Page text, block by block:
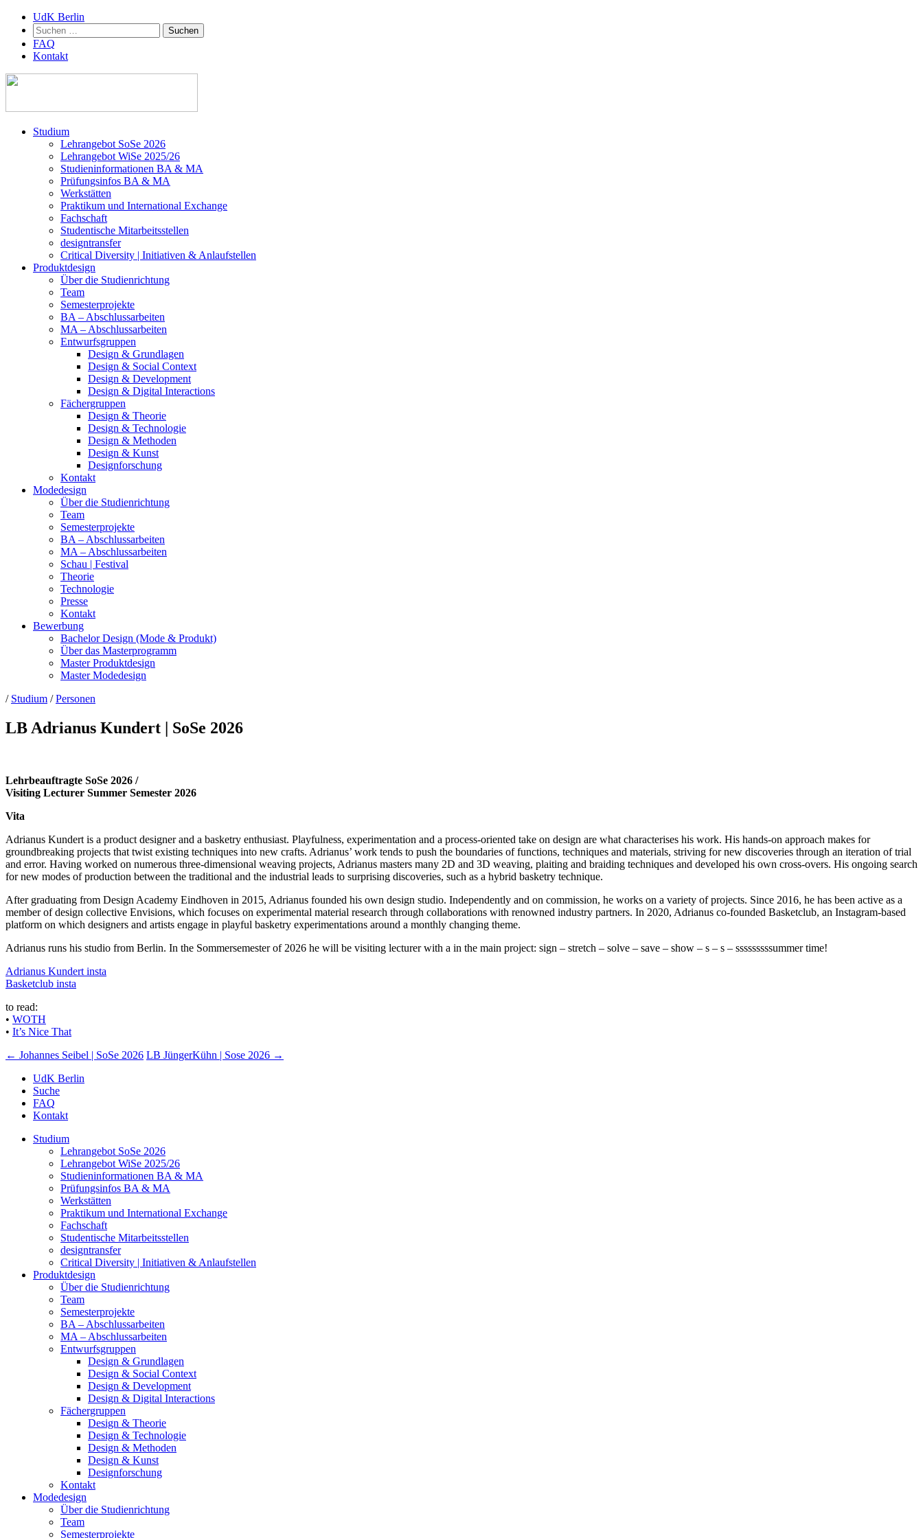
UdK Berlin
Suchen
nach:
FAQ
Kontakt
Inhalt
Studium
Lehrangebot SoSe 2026
Lehrangebot WiSe 2025/26
Studieninformationen ­BA & MA
Prüfungsinfos BA & MA
Werkstätten
Praktikum und International Exchange
Fachschaft
Studentische Mitarbeitsstellen
designtransfer
Critical Diversity | Initiativen & Anlaufstellen
Produktdesign
Über die Studienrichtung
Team
Semesterprojekte
BA – Abschlussarbeiten
MA – Abschlussarbeiten
Entwurfsgruppen
Design & Grundlagen
Design & Social Context
Design & Development
Design & Digital Interactions
Fächergruppen
Design & Theorie
Design & Technologie
Design & Methoden
Design & Kunst
Designforschung
Kontakt
Modedesign
Über die Studienrichtung
Team
Semesterprojekte
BA – Abschlussarbeiten
MA – Abschlussarbeiten
Schau | Festival
Theorie
Technologie
Presse
Kontakt
Bewerbung
Bachelor Design (Mode & Produkt)
Über das Masterprogramm
Master Produktdesign
Master Modedesign
/ Studium /Personen
LB Adrianus Kundert | SoSe 2026
Lehrbeauftragte SoSe 2026 /
Visiting Lecturer Summer Semester 2026
Vita
Adrianus Kundert is a product designer and a basketry enthusiast. Playfulness, experimentation and a process-oriented take on design are what characterises his work. His hands-on approach makes for
groundbreaking projects that twist existing techniques into new crafts. Adrianus’ work tends to push the boundaries of functions, techniques and materials, striving for new discoveries through an iteration of trial
and error. Having worked on numerous three-dimensional weaving projects, Adrianus masters many 2D and 3D weaving, plaiting and braiding techniques and developed his own cross-overs. His ongoing search
for new modes of production between the traditional and the industrial leads to surprising discoveries, such as a hybrid basketry technique.
After graduating from Design Academy Eindhoven in 2015, Adrianus founded his own design studio. Independently and on commission, he works on a variety of projects. Since 2016, he has been active as a
member of design collective Envisions, which focuses on experimental material research through collaborations with renowned industry partners. In 2020, Adrianus co-founded Basketclub, an Instagram-based
platform on which designers and artists engage in playful basketry experimentations around a monthly changing theme.
Adrianus runs his studio from Berlin. In the Sommersemester of 2026 he will be visiting lecturer with a in the main project: sign – stretch – solve – save – show – s – s – sssssssssummer time!
Adrianus Kundert insta
Basketclub insta
to read:
• WOTH
• It’s Nice That
Navigation
← Johannes Seibel | SoSe 2026 LB JüngerKühn | Sose 2026 →
UdK Berlin
Suche
FAQ
Kontakt
Studium
Lehrangebot SoSe 2026
Lehrangebot WiSe 2025/26
Studieninformationen ­BA & MA
Prüfungsinfos BA & MA
Werkstätten
Praktikum und International Exchange
Fachschaft
Studentische Mitarbeitsstellen
designtransfer
Critical Diversity | Initiativen & Anlaufstellen
Produktdesign
Über die Studienrichtung
Team
Semesterprojekte
BA – Abschlussarbeiten
MA – Abschlussarbeiten
Entwurfsgruppen
Design & Grundlagen
Design & Social Context
Design & Development
Design & Digital Interactions
Fächergruppen
Design & Theorie
Design & Technologie
Design & Methoden
Design & Kunst
Designforschung
Kontakt
Modedesign
Über die Studienrichtung
Team
Semesterprojekte